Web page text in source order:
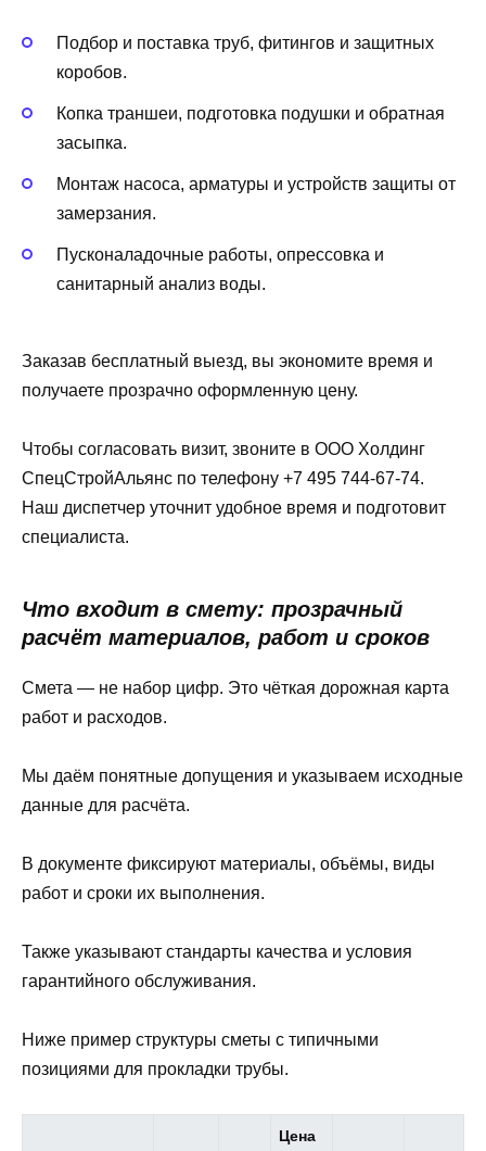
Подбор и поставка труб, фитингов и защитных
коробов.
Копка траншеи, подготовка подушки и обратная
засыпка.
Монтаж насоса, арматуры и устройств защиты от
замерзания.
Пусконаладочные работы, опрессовка и
санитарный анализ воды.
Заказав бесплатный выезд, вы экономите время и
получаете прозрачно оформленную цену.
Чтобы согласовать визит, звоните в ООО Холдинг
СпецСтройАльянс по телефону +7 495 744-67-74.
Наш диспетчер уточнит удобное время и подготовит
специалиста.
Что входит в смету: прозрачный
расчёт материалов, работ и сроков
Смета — не набор цифр. Это чёткая дорожная карта
работ и расходов.
Мы даём понятные допущения и указываем исходные
данные для расчёта.
В документе фиксируют материалы, объёмы, виды
работ и сроки их выполнения.
Также указывают стандарты качества и условия
гарантийного обслуживания.
Ниже пример структуры сметы с типичными
позициями для прокладки трубы.
Цена